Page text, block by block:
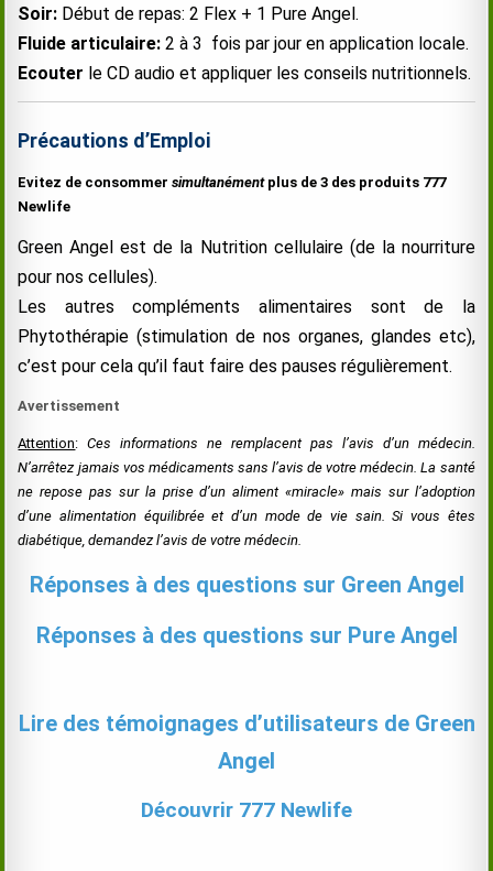
Soir: Début de repas: 2 Flex + 1 Pure Angel.
Fluide articulaire: 2 à 3 fois par jour en application locale.
Ecouter le CD audio et appliquer les conseils nutritionnels.
Précautions d’Emploi
Evitez de consommersimultanément plus de 3 des produits 777
Newlife
Green Angel est de la Nutrition cellulaire (de la nourriture
pour nos cellules).
Les autres compléments alimentaires sont de la
Phytothérapie (stimulation de nos organes, glandes etc),
c’est pour cela qu’il faut faire des pauses régulièrement.
Avertissement
Attention:Ces informations ne remplacent pas l’avis d’un médecin.
N’arrêtez jamais vos médicaments sans l’avis de votre médecin. La santé
ne repose pas sur la prise d’un aliment «miracle» mais sur l’adoption
d’une alimentation équilibrée et d’un mode de vie sain. Si vous êtes
diabétique, demandez l’avis de votre médecin.
Réponses à des questions sur Green Angel
Réponses à des questions sur Pure Angel
Lire des témoignages d’utilisateurs de Green
Angel
Découvrir 777 Newlife